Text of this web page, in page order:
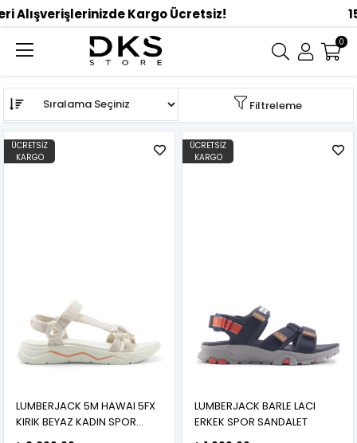
0
MARKALAR Lumberjack
Filtreleme
Sıralama
LUMBERJACK 5M HAWAI 5FX
KIRIK BEYAZ KADIN SPOR
ÜCRETSIZ
KARGO
LUMBERJACK BARLE LACI
ERKEK SPOR SANDALET
ÜCRETSIZ
KARGO